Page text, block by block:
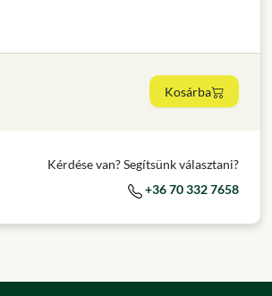
Kosárba
Kérdése van? Segítsünk választani?
+36 70 332 7658